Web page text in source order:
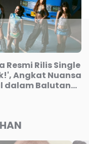
Resmi Rilis Single
Angkat Nuansa
dalam Balutan
Pop